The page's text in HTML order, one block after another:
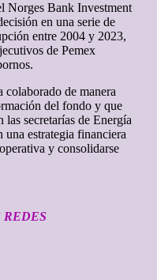
Norges Bank Investment
en una serie de
entre 2004 y 2023,
de Pemex
colaborado de manera
del fondo y que
secretarías de Energía
estrategia financiera
y consolidarse
REDES